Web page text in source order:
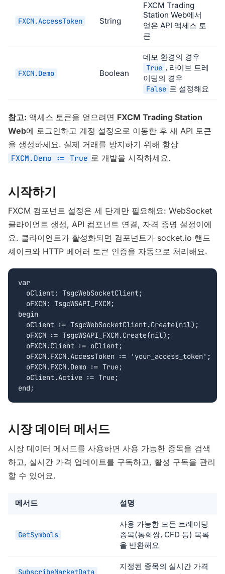
FXCM.AccessToken String
FXCM Trading
Station Web에서
얻은 API 액세스 토
큰
FXCM.Demo Boolean
데모 환경의 경우
True , 라이브 트레
이딩의 경우
False 로 설정해요
참고: 액세스 토큰을 얻으려면 FXCM Trading Station
Web에 로그인하고 계정 설정으로 이동한 후 새 API 토큰
을 생성하세요. 실제 거래를 방지하기 위해 항상
FXCM.Demo := True 로 개발을 시작하세요.
시작하기
FXCM 컴포넌트 설정은 세 단계만 필요해요: WebSocket
클라이언트 생성, API 컴포넌트 연결, 자격 증명 설정이에
요. 클라이언트가 활성화되면 컴포넌트가 socket.io 핸드
셰이크와 HTTP 베어러 토큰 인증을 자동으로 처리해요.
var
  oClient: TsgcWebSocketClient;
  oFXCM: TsgcWSAPI_FXCM;
begin
  oClient := TsgcWebSocketClient.Create(nil);
  oFXCM := TsgcWSAPI_FXCM.Create(nil);
  oFXCM.Client := oClient;
  oFXCM.FXCM.AccessToken := 'your_access_token';
  oFXCM.FXCM.Demo := True;
  oClient.Active := True;
end;
시장 데이터 메서드
시장 데이터 메서드를 사용하면 사용 가능한 종목을 검색
하고, 실시간 가격 업데이트를 구독하고, 활성 구독을 관리
할 수 있어요.
메서드 설명
GetSymbols
사용 가능한 모든 트레이딩
종목(통화쌍, CFD 등) 목록
을 반환해요
SubscribeMarketData
지정된 종목의 실시간 가격